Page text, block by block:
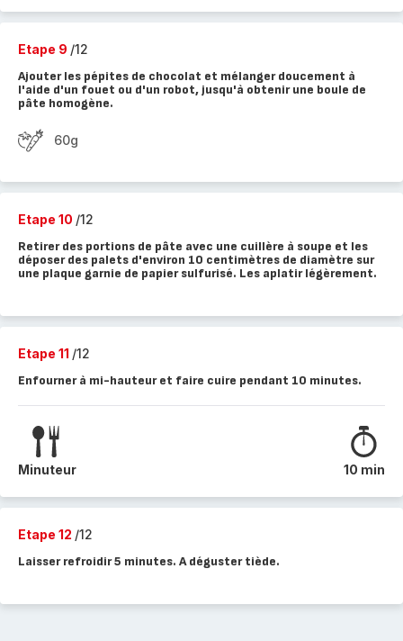
Etape 9 /12
Ajouter les pépites de chocolat et mélanger doucement à
l'aide d'un fouet ou d'un robot, jusqu'à obtenir une boule de
pâte homogène.
60g
Etape 10 /12
Retirer des portions de pâte avec une cuillère à soupe et les
déposer des palets d'environ 10 centimètres de diamètre sur
une plaque garnie de papier sulfurisé. Les aplatir légèrement.
Etape 11 /12
Enfourner à mi-hauteur et faire cuire pendant 10 minutes.
Minuteur 10 min
Etape 12 /12
Laisser refroidir 5 minutes. A déguster tiède.